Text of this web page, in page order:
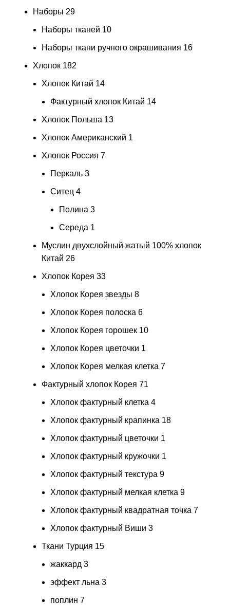
Наборы 29
Наборы тканей 10
Наборы ткани ручного окрашивания 16
Хлопок 182
Хлопок Китай 14
Фактурный хлопок Китай 14
Хлопок Польша 13
Хлопок Американский 1
Хлопок Россия 7
Перкаль 3
Ситец 4
Полина 3
Середа 1
Муслин двухслойный жатый 100% хлопок
Китай 26
Хлопок Корея 33
Хлопок Корея звезды 8
Хлопок Корея полоска 6
Хлопок Корея горошек 10
Хлопок Корея цветочки 1
Хлопок Корея мелкая клетка 7
Фактурный хлопок Корея 71
Хлопок фактурный клетка 4
Хлопок фактурный крапинка 18
Хлопок фактурный цветочки 1
Хлопок фактурный кружочки 1
Хлопок фактурный текстура 9
Хлопок фактурный мелкая клетка 9
Хлопок фактурный квадратная точка 7
Хлопок фактурный Виши 3
Ткани Турция 15
жаккард 3
эффект льна 3
поплин 7